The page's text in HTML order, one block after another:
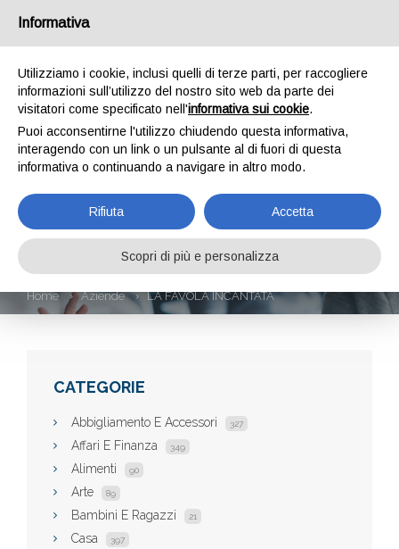
LA FAVOLA
INCANTATA
Home Aziende LA FAVOLA INCANTATA
CATEGORIE
Abbigliamento E Accessori 327
Affari E Finanza 349
Alimenti 90
Arte 89
Bambini E Ragazzi 21
Casa 397
Informativa
Utilizziamo i cookie, inclusi quelli di terze parti, per raccogliere
informazioni sull’utilizzo del nostro sito web da parte dei
visitatori come specificato nell'informativa sui cookie.
Puoi acconsentirne l'utilizzo chiudendo questa informativa,
interagendo con un link o un pulsante al di fuori di questa
informativa o continuando a navigare in altro modo.
Rifiuta Accetta
Scopri di più e personalizza